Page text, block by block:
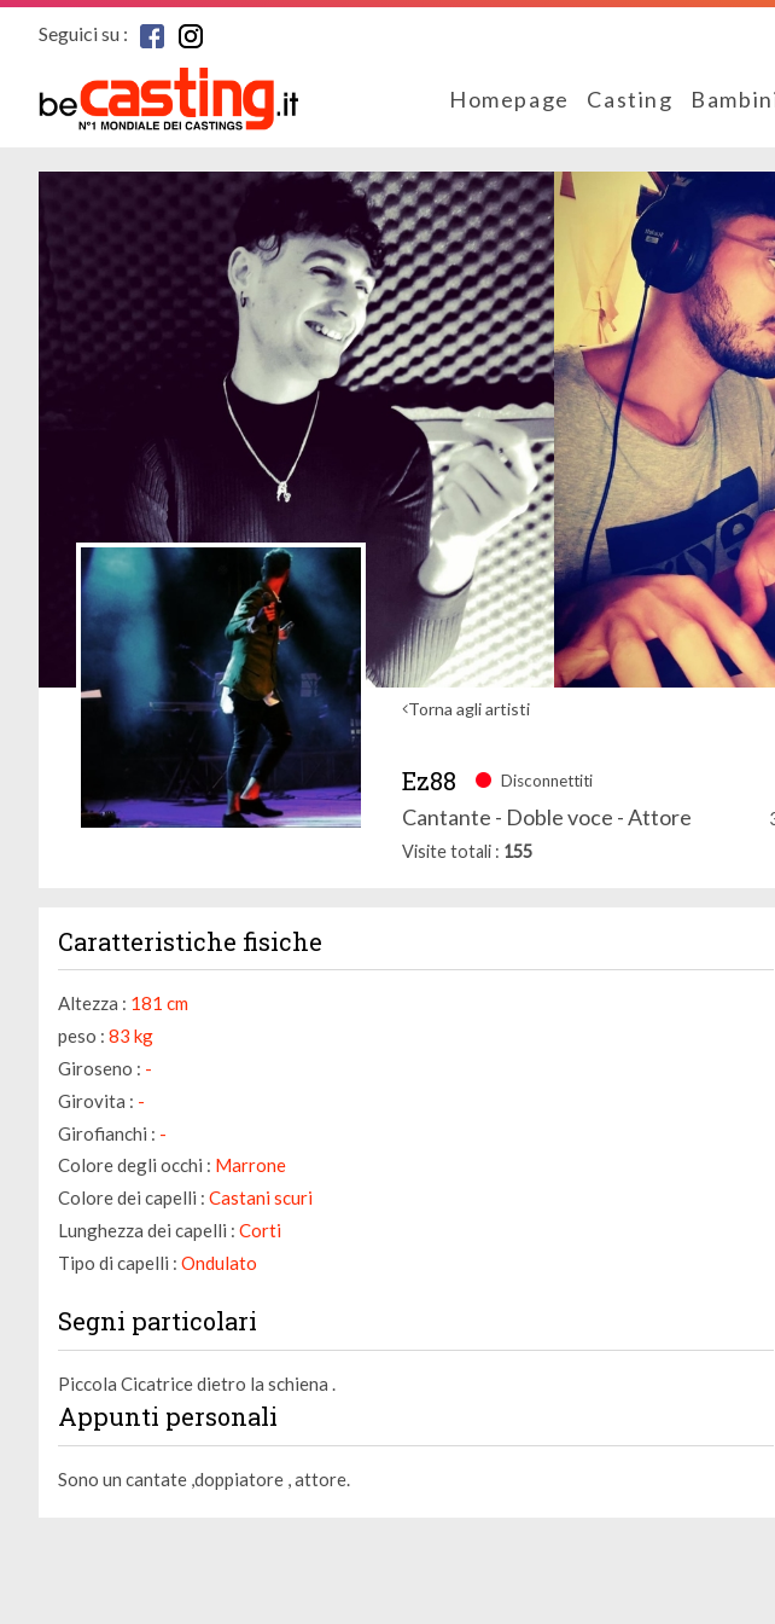
Seguici su :
Homepage Casting
Torna agli artisti
Ez88 Disconnettiti
Cantante - Doble voce - Attore
Visite totali 155
Caratteristiche fisiche
Altezza : 181 cm
peso : 83 kg
Giroseno : -
Girovita : -
Girofianchi : -
Colore degli occhi : Marrone
Colore dei capelli : Castani scuri
Lunghezza dei capelli : Corti
Tipo di capelli : Ondulato
Segni particolari
Piccola Cicatrice dietro la schiena .
Appunti personali
Sono un cantate ,doppiatore , attore.